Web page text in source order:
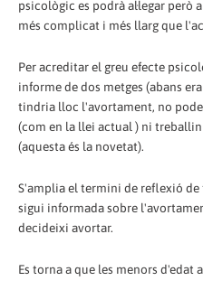
psicològic es podrà al·legar
més complicat i més llarg que
Per acreditar el greu efecte
informe de dos metges (abans
tindria lloc l'avortament, no
(com en la llei actual ) ni
(aquesta és la novetat).
S'amplia el termini de reflexió de
sigui informada sobre
decideixi avortar.
Es torna a que les menors d'edat